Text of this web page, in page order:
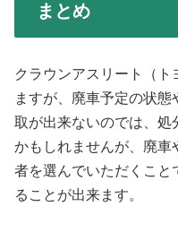
まとめ
クラウンアスリート（ト
ますが、廃車予定の状
取が出来ないのでは、処
かもしれませんが、廃車
者を選んでいただくこと
ることが出来ます。